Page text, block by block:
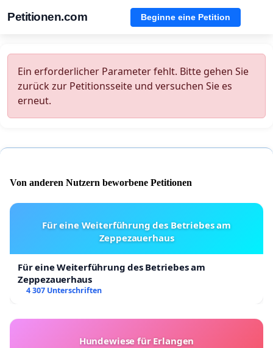
Petitionen.com Beginne eine Petition
Ein erforderlicher Parameter fehlt. Bitte gehen Sie
zurück zur Petitionsseite und versuchen Sie es
erneut.
Von anderen Nutzern beworbene Petitionen
Für eine Weiterführung des Betriebes am
Zeppezauerhaus
Für eine Weiterführung des Betriebes am
Zeppezauerhaus
4 307 Unterschriften
Hundewiese für Erlangen